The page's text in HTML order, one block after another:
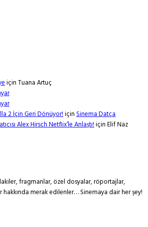
içinTuana Artuç
2 İçin Geri Dönüyor!içinSinema Datça
Alex Hirsch Netflix’le Anlaştı!içinElif Naz
fragmanlar, özel dosyalar, röportajlar,
merak edilenler… Sinemaya dair her şey!